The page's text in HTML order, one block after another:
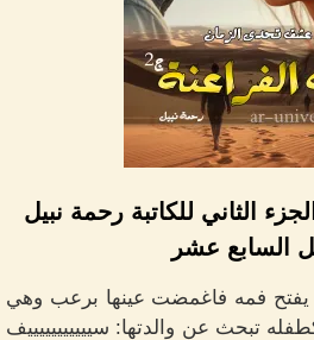
الثاني للكاتبة رحمة نبيل
السابع عشر
يفتح فمه فاغمضت عينها برعب وهي
تبحث عن والدتها: سيييييييييييف